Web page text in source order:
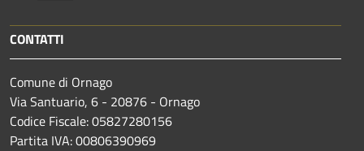
CONTATTI
Comune di Ornago
Via Santuario, 6 - 20876 - Ornago
Codice Fiscale: 05827280156
Partita IVA: 00806390969